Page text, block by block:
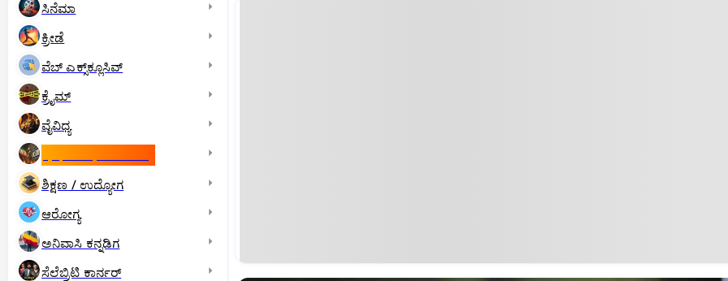
ಸಿನೆಮಾ
ಕ್ರೀಡೆ
ವೆಬ್ ಎಕ್ಸ್‌ಕ್ಲೂಸಿವ್
ಕ್ರೈಮ್
ವೈವಿಧ್ಯ
ಶಿಕ್ಷಣ / ಉದ್ಯೋಗ
ಆರೋಗ್ಯ
ಅನಿವಾಸಿ ಕನ್ನಡಿಗ
ಸೆಲೆಬ್ರಿಟಿ ಕಾರ್ನರ್‌